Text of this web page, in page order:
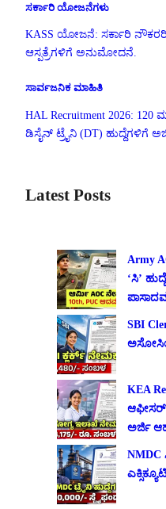
ಸರ್ಕಾರಿ ಯೋಜನೆಗಳು
KASS ಯೋಜನೆ: ಸರ್ಕಾರಿ
ಆಸ್ಪತ್ರೆಗಳಿಗೆ ಅನುಮೋದನೆ.
ಸಾರ್ವಜನಿಕ ಮಾಹಿತಿ
HAL Recruitment 2026:
ಡಿಸೈನ್ ಟ್ರೈನಿ (DT) ಹುದ್ದೆಗಳಿಗೆ
Latest Posts
Army
‘ಸಿ’
SBI
KEA
ಆಫೀಸರ್
ಅರ್ಜಿ
NMDC